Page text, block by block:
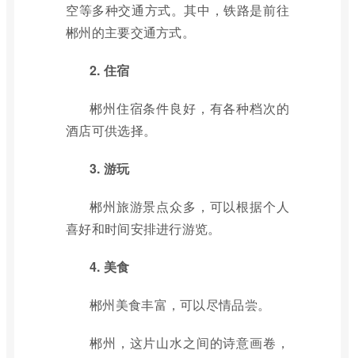
空等多种交通方式。其中，铁路是前往
郴州的主要交通方式。
2. 住宿
郴州住宿条件良好，有各种档次的
酒店可供选择。
3. 游玩
郴州旅游景点众多，可以根据个人
喜好和时间安排进行游览。
4. 美食
郴州美食丰富，可以尽情品尝。
郴州，这片山水之间的诗意画卷，